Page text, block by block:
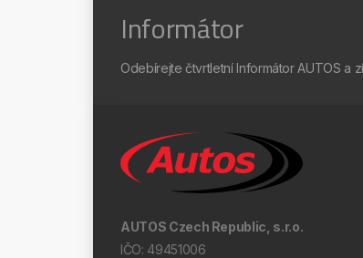
Informátor
Odebírejte čtvrtletní Informátor AUTOS a
AUTOS Czech Republic, s.r.o.
IČO: 49451006